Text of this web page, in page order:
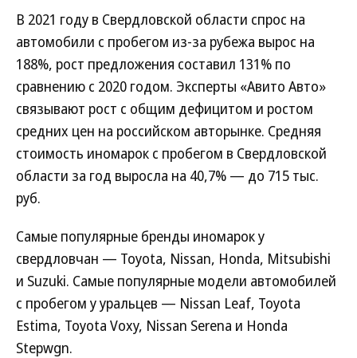
В 2021 году в Свердловской области спрос на
автомобили с пробегом из-за рубежа вырос на
188%, рост предложения составил 131% по
сравнению с 2020 годом. Эксперты «Авито Авто»
связывают рост с общим дефицитом и ростом
средних цен на российском авторынке. Средняя
стоимость иномарок с пробегом в Свердловской
области за год выросла на 40,7% — до 715 тыс.
руб.
Самые популярные бренды иномарок у
свердловчан — Toyota, Nissan, Honda, Mitsubishi
и Suzuki. Самые популярные модели автомобилей
с пробегом у уральцев — Nissan Leaf, Toyota
Estima, Toyota Voxy, Nissan Serena и Honda
Stepwgn.